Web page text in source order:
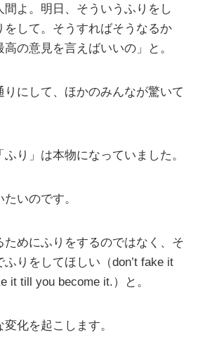
間よ。明日、そういうふりをし
をして。そうすればそうなるか
の意見を言えばいいの」と。
にして、ほかのみんなが驚いて
り」は本物になっていました。
いのです。
ためにふりをするのではなく、そ
りをしてほしい（don’t fake it
it till you become it.）と。
化を起こします。